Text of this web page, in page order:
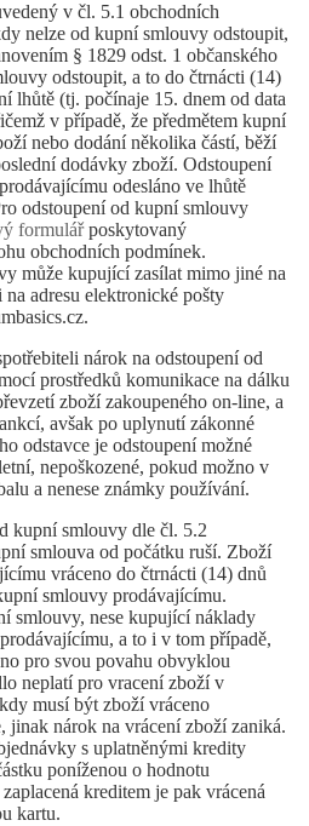
v čl. 5.1 obchodních
nelze od kupní smlouvy odstoupit,
§ 1829 odst. 1 občanského
odstoupit, a to do čtrnácti (14)
lhůtě (tj. počínaje 15. dnem od data
v případě, že předmětem kupní
nebo dodání několika částí, běží
dodávky zboží. Odstoupení
odesláno ve lhůtě
odstoupení od kupní smlouvy
formulářposkytovaný
obchodních podmínek.
může kupující zasílat mimo jiné na
adresu elektronické pošty
nárok na odstoupení od
prostředků komunikace na dálku
zboží zakoupeného on-line, a
avšak po uplynutí zákonné
odstavce je odstoupení možné
nepoškozené, pokud možno v
a nenese známky používání.
kupní smlouvy dle čl. 5.2
smlouva od počátku ruší. Zboží
vráceno do čtrnácti (14) dnů
smlouvy prodávajícímu.
smlouvy, nese kupující náklady
a to i v tom případě,
pro svou povahu obvyklou
neplatí pro vracení zboží v
musí být zboží vráceno
jinak nárok na vrácení zboží zaniká.
s uplatněnými kredity
poníženou o hodnotu
kreditem je pak vrácená
kartu.